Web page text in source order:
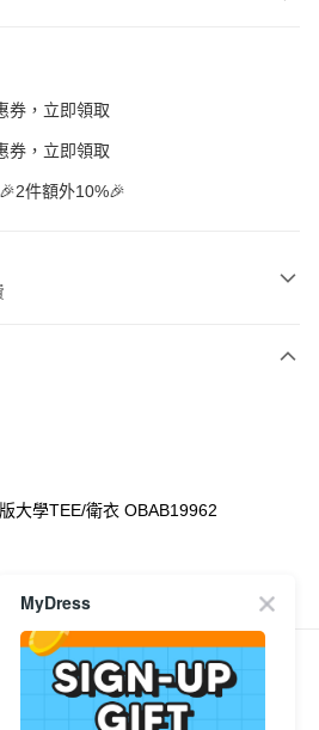
券，立即領取
券，立即領取
件額外10%🎉
或以上免運費
大學TEE/衛衣 OBAB19962
商品推薦
MyDress